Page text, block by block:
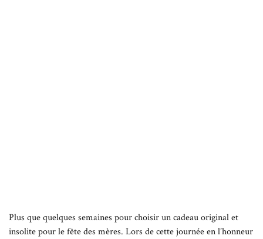
Plus que quelques semaines pour choisir un cadeau original et
insolite pour le fête des mères. Lors de cette journée en l’honneur